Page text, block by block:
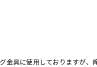
金具に使用しておりますが、